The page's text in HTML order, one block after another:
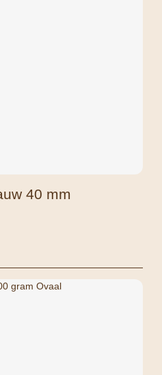
40 mm